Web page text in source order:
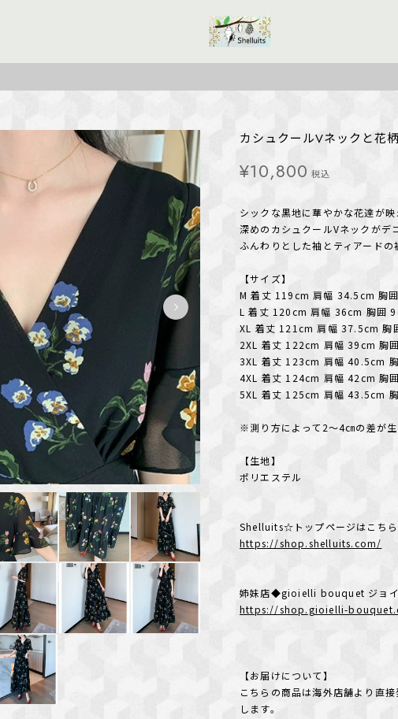
カシュクールVネックと花
¥10,800 税込
シックな黒地に華やかな花達が映
深めのカシュクールVネックがデ
ふんわりとした袖とティアードの
【サイズ】
M 着丈 119cm 肩幅 34.5cm 胸
L 着丈 120cm 肩幅 36cm 胸囲
XL 着丈 121cm 肩幅 37.5cm 胸
2XL 着丈 122cm 肩幅 39cm 胸
3XL 着丈 123cm 肩幅 40.5cm
4XL 着丈 124cm 肩幅 42cm 胸
5XL 着丈 125cm 肩幅 43.5cm
※測り方によって2～4㎝の差が生
【生地】
ポリエステル
Shelluits☆トップページはこちら
https://shop.shelluits.com/
姉妹店◆gioielli bouquet ジョイ
https://shop.gioielli-
【お届けについて】
こちらの商品は海外店舗より直
します。